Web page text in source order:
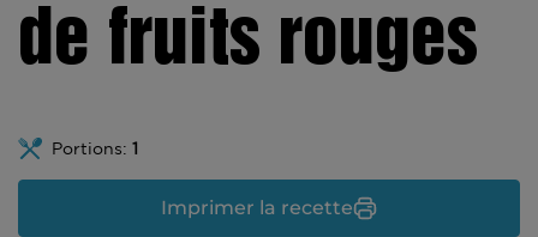
de fruits rouges
Portions: 1
Imprimer la recette